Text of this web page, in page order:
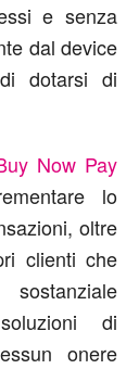
e senza
dal device
dotarsi di
Now Pay
lo
oltre
clienti che
di
onere